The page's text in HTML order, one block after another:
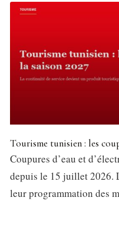
Tourisme tunisien : les
Coupures d’eau et
depuis le 15 juillet 2026.
leur programmation des